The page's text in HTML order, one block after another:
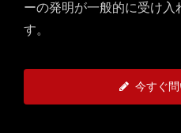
ーの発明が一般的に受け入
す。
今すぐ